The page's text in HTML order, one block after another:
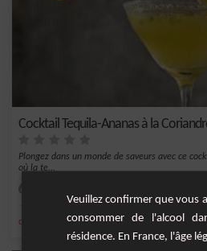
Cocktail Tequila-Ananas à la
Plongez dans un monde de saveurs avec ce
où la te...
citron ananas,tequila,sel ,coriandre
Veuillez confirmer que vous
consommer de l'alcool
résidence. En France, l'âge